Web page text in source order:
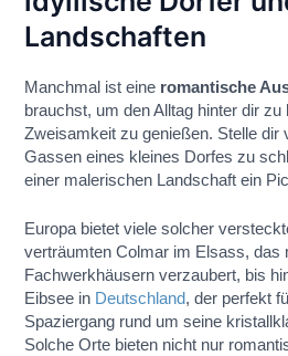
Landschaften
Manchmal ist eine romantische
brauchst, um den Alltag hinter dir zu
Zweisamkeit zu genießen. Stelle dir
Gassen eines kleines Dorfes zu
einer malerischen Landschaft ein
Europa bietet viele solcher
verträumten Colmar im Elsass, das
Fachwerkhäusern verzaubert, bis
Eibsee in Deutschland, der perfekt
Spaziergang rund um seine
Solche Orte bieten nicht nur